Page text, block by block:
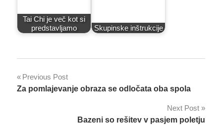
Tai Chi je več kot si
predstavljamo
Skupinske inštrukcije
Post
Previous Post
Za pomlajevanje obraza se odločata oba spola
Next Post
Bazeni so rešitev v pasjem poletju